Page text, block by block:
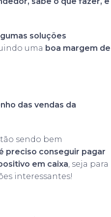
soluções
uma boa margem de
das vendas da
sendo bem
preciso conseguir pagar
em caixa , seja para
interessantes!